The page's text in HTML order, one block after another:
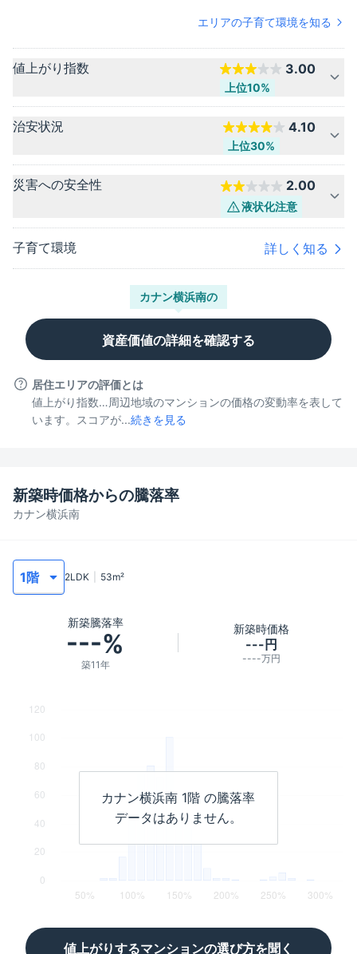
エリアの子育て環境を知る
値上がり指数 3.00
上位10%
治安状況 4.10
上位30%
災害への安全性 2.00
液状化注意
子育て環境 詳しく知る
カナン横浜南の
資産価値の詳細を確認する
居住エリアの評価とは
値上がり指数…周辺地域のマンションの価格の変動率を表して
います。スコアが...続きを見る
カナン横浜南
新築時価格からの騰落率
2LDK 53m²
新築騰落率
---%
築11年
新築時価格
---円
----万円
カナン横浜南 1階 の騰落率
データはありません。
値上がりするマンションの選び方を聞く